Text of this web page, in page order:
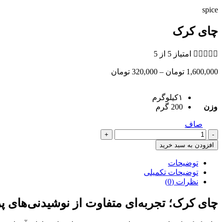
spice
چای کرک
     امتیاز 5 از 5
1,600,000 تومان –
320,000 تومان
وزن
۱کیلوگرم
200 گرم
صاف
چای
کرک
عدد
افزودن به سبد خرید
توضیحات
توضیحات تکمیلی
نظرات (0)
چای کرک؛ تجربه‌ای متفاوت از نوشیدنی‌های